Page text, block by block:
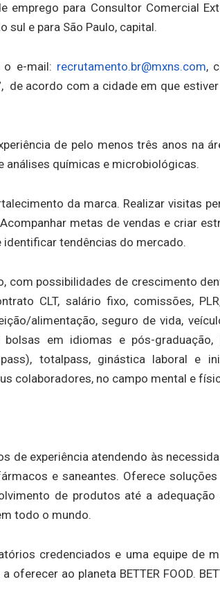
emprego para Consultor Comercial
sul e para São Paulo, capital.
o e-mail: recrutamento.br@mxns.com,
de acordo com a cidade em que
de pelo menos três anos na
químicas e microbiológicas.
da marca. Realizar visitas
metas de vendas e criar
tendências do mercado.
com possibilidades de crescimento
CLT, salário fixo, comissões,
alimentação, seguro de vida,
em idiomas e pós-graduação,
totalpass, ginástica laboral e
colaboradores, no campo mental e
de experiência atendendo às
e saneantes. Oferece soluções
de produtos até a adequação
todo o mundo.
credenciados e uma equipe de
ao planeta BETTER FOOD.